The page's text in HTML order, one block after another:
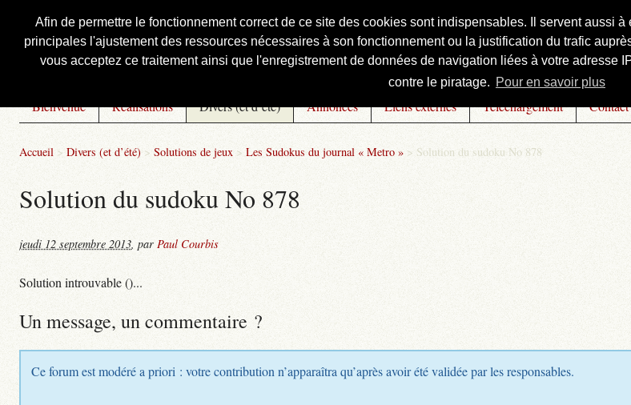
Afin de permettre le fonctionnement correct de ce site des cookies sont indispensables. Il servent aussi
principales l'ajustement des ressources nécessaires à son fonctionnement ou la justification du trafic
vous acceptez ce traitement ainsi que l'enregistrement de données de navigation liées à votre adresse
contre le piratage. Pour en savoir plus
Courbis, « LE » Blog Officiel
Bienvenue Réalisations Divers (et d’été) Annonces Liens externes Téléchargement Contact
Accueil > Divers (et d’été) > Solutions de jeux > Les Sudokus du journal « Metro » > Solution du sudoku No 878
Solution du sudoku No 878
jeudi 12 septembre 2013, par Paul Courbis
Solution introuvable ()...
Un message, un commentaire ?
Ce forum est modéré a priori : votre contribution n’apparaîtra qu’après avoir été validée par les responsables.